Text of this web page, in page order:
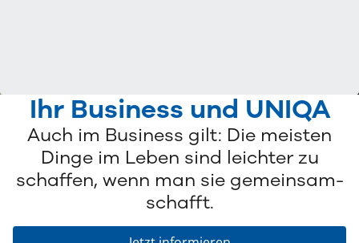
Ihr Business und UNIQA­
Auch im Business gilt: Die meisten
Dinge im Leben­ sind leichter zu
schaffen, wenn man sie gemeinsam­
schafft.